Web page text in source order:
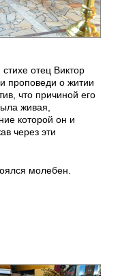
отец Виктор
проповеди о житии
что причиной его
живая,
которой он и
через эти
молебен.